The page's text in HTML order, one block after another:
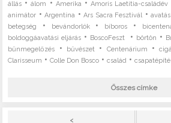
állás •álom • Amerika • Amoris Laetitia-családév
animátor •Argentína •Ars Sacra Fesztivál •avatás
betegség • bevándorlók• bíboros •
boldoggáavatási eljárás • BoscoFeszt • börtön •
bűnmegelőzés • bűvészet • Centenárium •
Clarisseum •Colle Don Bosco •család •
Összes címke
<